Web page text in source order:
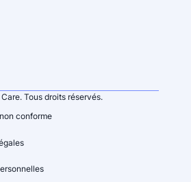
Tous droits réservés.
conforme